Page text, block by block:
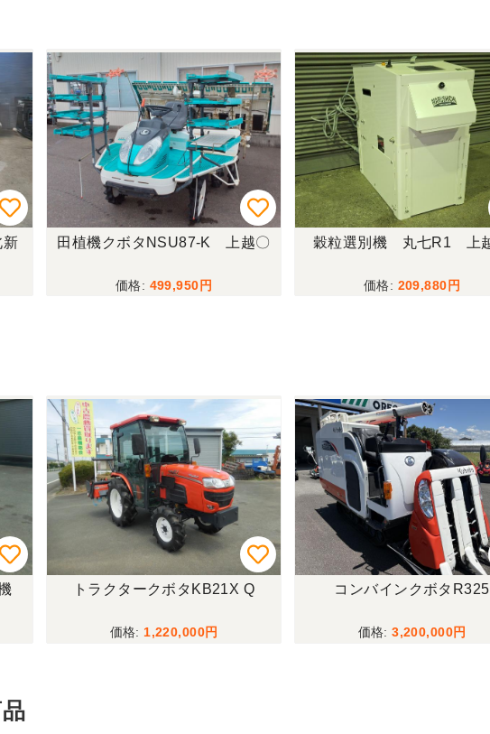
田植機クボタNSU87-K 上越〇
499,950
穀粒選別機 丸七R1 上
209,880
トラクタークボタKB21X Q
1,220,000
コンバインクボタR325
3,200,000